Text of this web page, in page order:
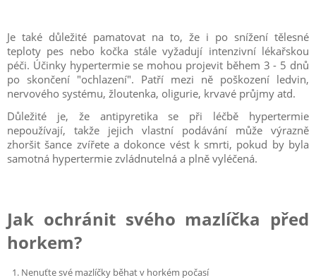
Je také důležité pamatovat na to, že i po snížení tělesné
teploty pes nebo kočka stále vyžadují intenzivní lékařskou
péči. Účinky hypertermie se mohou projevit během 3 - 5 dnů
po skončení "ochlazení". Patří mezi ně poškození ledvin,
nervového systému, žloutenka, oligurie, krvavé průjmy atd.
Důležité je, že antipyretika se při léčbě hypertermie
nepoužívají, takže jejich vlastní podávání může výrazně
zhoršit šance zvířete a dokonce vést k smrti, pokud by byla
samotná hypertermie zvládnutelná a plně vyléčená.
Jak ochránit svého mazlíčka před
horkem?
Nenuťte své mazlíčky běhat v horkém počasí